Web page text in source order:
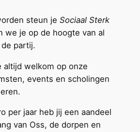
steun je Sociaal Sterk
we je op de hoogte van al
partij.
altijd welkom op onze
events en scholingen
per jaar heb jij een aandeel
van Oss, de dorpen en